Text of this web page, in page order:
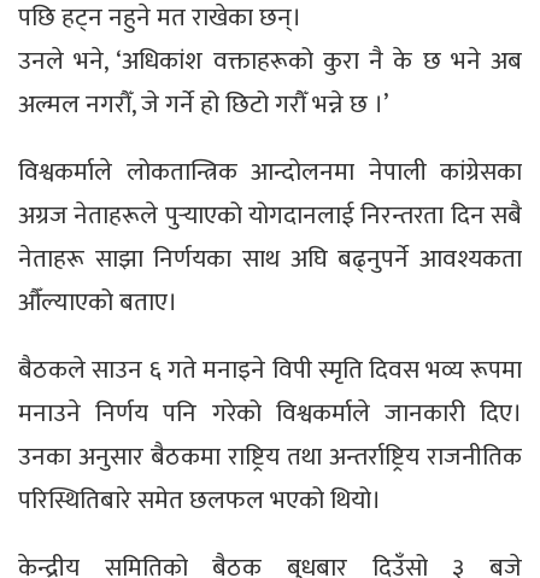
पछि हट्न नहुने मत राखेका छन्।
उनले भने, ‘अधिकांश वक्ताहरूको कुरा नै के छ भने अब
अल्मल नगरौँ, जे गर्ने हो छिटो गरौँ भन्ने छ ।’
विश्वकर्माले लोकतान्त्रिक आन्दोलनमा नेपाली कांग्रेसका
अग्रज नेताहरूले पुर्‍याएको योगदानलाई निरन्तरता दिन सबै
नेताहरू साझा निर्णयका साथ अघि बढ्नुपर्ने आवश्यकता
औँल्याएको बताए।
बैठकले साउन ६ गते मनाइने विपी स्मृति दिवस भव्य रूपमा
मनाउने निर्णय पनि गरेको विश्वकर्माले जानकारी दिए।
उनका अनुसार बैठकमा राष्ट्रिय तथा अन्तर्राष्ट्रिय राजनीतिक
परिस्थितिबारे समेत छलफल भएको थियो।
केन्द्रीय समितिको बैठक बुधबार दिउँसो ३ बजे